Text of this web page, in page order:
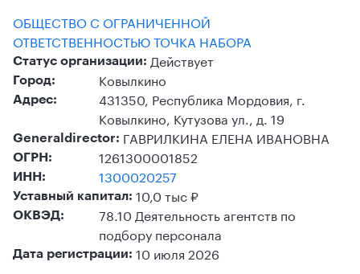
ОБЩЕСТВО С ОГРАНИЧЕННОЙ
ОТВЕТСТВЕННОСТЬЮ ТОЧКА НАБОРА
Статус организации: Действует
Город: Ковылкино
Адрес:
431350, Республика Мордовия, г.
Ковылкино, Кутузова ул., д. 19
Generaldirector: ГАВРИЛКИНА ЕЛЕНА ИВАНОВНА
ОГРН: 1261300001852
ИНН: 1300020257
Уставный капитал: 10,0 тыс ₽
ОКВЭД:
78.10 Деятельность агентств по
подбору персонала
Дата регистрации: 10 июля 2026